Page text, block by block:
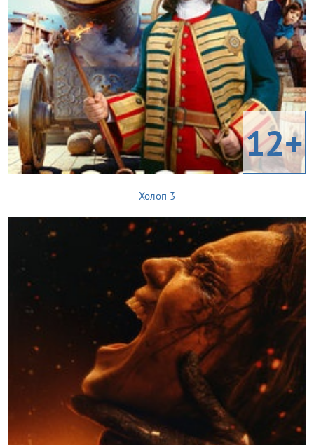
12+
Холоп 3